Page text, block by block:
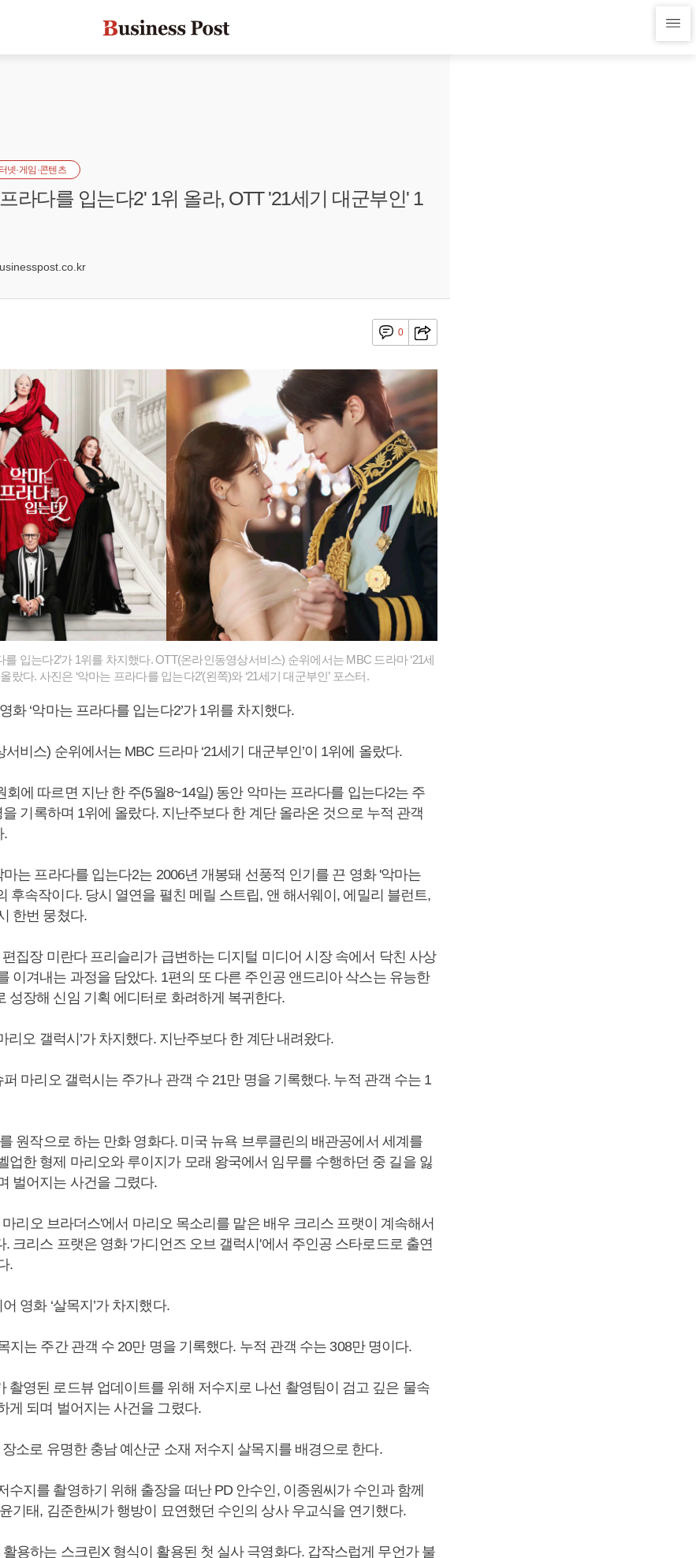
넷·게임·콘텐츠
라다를 입는다2' 1위 올라, OTT '21세기 대군부인' 1
0
를 입는다2’가 1위를 차지했다. OTT(온라인동영상서비스) 순위에서는 MBC 드라마 ‘21세
랐다. 사진은 ‘악마는 프라다를 입는다2’(왼쪽)와 ‘21세기 대군부인’ 포스터.
화 ‘악마는 프라다를 입는다2’가 1위를 차지했다.
비스) 순위에서는 MBC 드라마 ‘21세기 대군부인’이 1위에 올랐다.
회에 따르면 지난 한 주(5월8~14일) 동안 악마는 프라다를 입는다2는 주
기록하며 1위에 올랐다. 지난주보다 한 계단 올라온 것으로 누적 관객
.
는 프라다를 입는다2는 2006년 개봉돼 선풍적 인기를 끈 영화 '악마는
후속작이다. 당시 열연을 펼친 메릴 스트립, 앤 해서웨이, 에밀리 블런트,
한번 뭉쳤다.
집장 미란다 프리슬리가 급변하는 디지털 미디어 시장 속에서 닥친 사상
이겨내는 과정을 담았다. 1편의 또 다른 주인공 앤드리아 삭스는 유능한
성장해 신임 기획 에디터로 화려하게 복귀한다.
리오 갤럭시’가 차지했다. 지난주보다 한 계단 내려왔다.
마리오 갤럭시는 주가나 관객 수 21만 명을 기록했다. 누적 관객 수는 1
원작으로 하는 만화 영화다. 미국 뉴욕 브루클린의 배관공에서 세계를
업한 형제 마리오와 루이지가 모래 왕국에서 임무를 수행하던 중 길을 잃
벌어지는 사건을 그렸다.
리오 브라더스'에서 마리오 목소리를 맡은 배우 크리스 프랫이 계속해서
. 크리스 프랫은 영화 '가디언즈 오브 갤럭시'에서 주인공 스타로드로 출연
.
영화 ‘살목지’가 차지했다.
지는 주간 관객 수 20만 명을 기록했다. 누적 관객 수는 308만 명이다.
촬영된 로드뷰 업데이트를 위해 저수지로 나선 촬영팀이 검고 깊은 물속
게 되며 벌어지는 사건을 그렸다.
소로 유명한 충남 예산군 소재 저수지 살목지를 배경으로 한다.
수지를 촬영하기 위해 출장을 떠난 PD 안수인, 이종원씨가 수인과 함께
기태, 김준한씨가 행방이 묘연했던 수인의 상사 우교식을 연기했다.
용하는 스크린X 형식이 활용된 첫 실사 극영화다. 갑작스럽게 무언가 불